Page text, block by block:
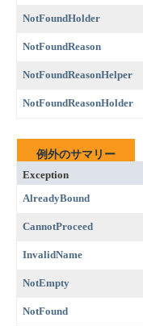
NotFoundHolder
NotFoundReason
NotFoundReasonHelper
NotFoundReasonHolder
例外のサマリー
Exception
AlreadyBound
CannotProceed
InvalidName
NotEmpty
NotFound